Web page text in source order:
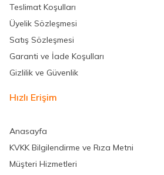
Teslimat Koşulları
Üyelik Sözleşmesi
Satış Sözleşmesi
Garanti ve İade Koşulları
Gizlilik ve Güvenlik
Hızlı Erişim
Anasayfa
KVKK Bilgilendirme ve Rıza Metni
Müşteri Hizmetleri